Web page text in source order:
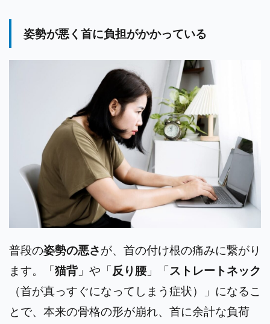
姿勢が悪く首に負担がかかっている
普段の姿勢の悪さが、首の付け根の痛みに繋がり
ます。「猫背」や「反り腰 」「ストレートネック
（首が真っすぐになってしまう症状）」になるこ
とで、本来の骨格の形が崩れ、首に余計な負荷